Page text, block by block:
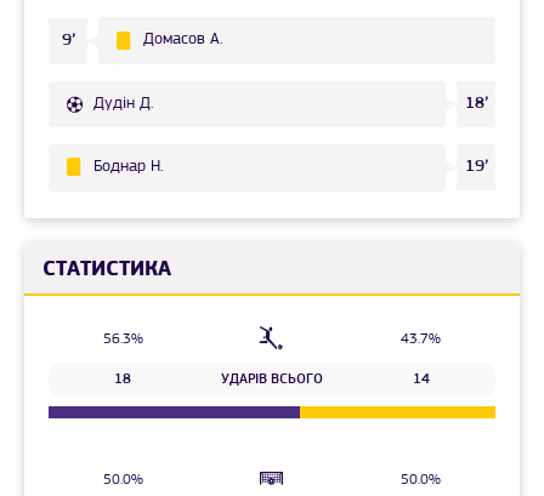
9’ Домасов А.
Дудін Д. 18’
Боднар Н. 19’
СТАТИСТИКА
56.3% 43.7%
18 УДАРІВ ВСЬОГО 14
50.0% 50.0%